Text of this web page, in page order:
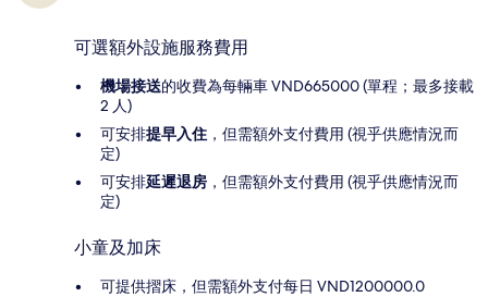
可選額外設施服務費用
機場接送的收費為每輛車 VND665000 (單程；最多接載
2 人)
可安排提早入住 ，但需額外支付費用 (視乎供應情況而
定)
可安排延遲退房 ，但需額外支付費用 (視乎供應情況而
定)
小童及加床
可提供摺床，但需額外支付每日 VND1200000.0